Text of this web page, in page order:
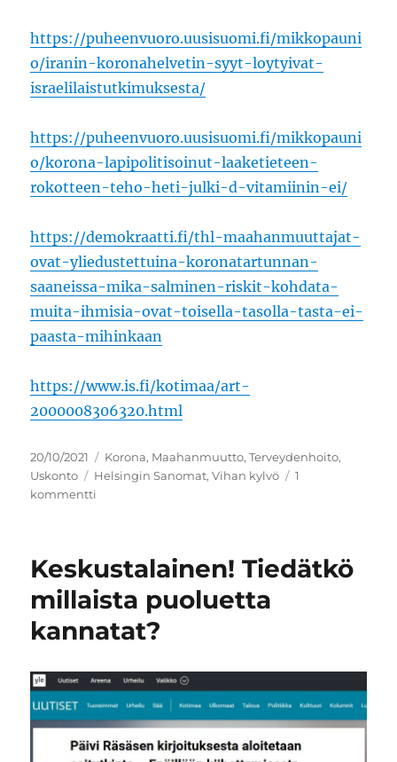
https://puheenvuoro.uusisuomi.fi/mikkopauni
o/iranin-koronahelvetin-syyt-loytyivat-
israelilaistutkimuksesta/
https://puheenvuoro.uusisuomi.fi/mikkopauni
o/korona-lapipolitisoinut-laaketieteen-
rokotteen-teho-heti-julki-d-vitamiinin-ei/
https://demokraatti.fi/thl-maahanmuuttajat-
ovat-yliedustettuina-koronatartunnan-
saaneissa-mika-salminen-riskit-kohdata-
muita-ihmisia-ovat-toisella-tasolla-tasta-ei-
paasta-mihinkaan
https://www.is.fi/kotimaa/art-
2000008306320.html
Julkaistu
20/10/2021 Kategoriat
Korona, Maahanmuutto,Terveydenhoito,
Uskonto
Avainsanat
Helsingin Sanomat,Vihan kylvö
1
kommentti
vihaa
maahanmuuttajia
ja
tummaihoisia
kohtaan
Keskustalainen! Tiedätkö
millaista puoluetta
kannatat?